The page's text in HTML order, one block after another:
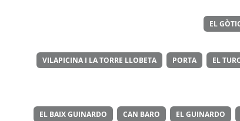
EL
VILAPICINA I LA TORRE LLOBETA PORTA EL
EL BAIX GUINARDO CAN BARO EL GUINARDO